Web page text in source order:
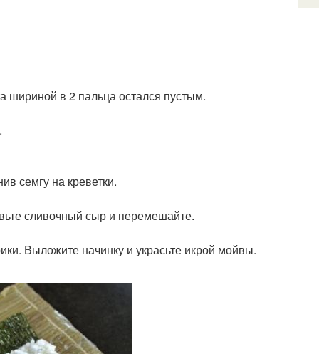
шириной в 2 пальца остался пустым.
семгу на креветки.
сливочный сыр и перемешайте.
Выложите начинку и украсьте икрой мойвы.